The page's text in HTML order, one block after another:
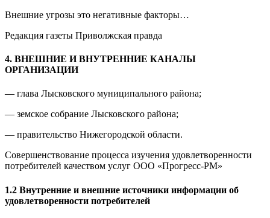
Внешние угрозы это негативные факторы…
Редакция газеты Приволжская правда
4. ВНЕШНИЕ И ВНУТРЕННИЕ КАНАЛЫ
ОРГАНИЗАЦИИ
— глава Лысковского муниципального района;
— земское собрание Лысковского района;
— правительство Нижегородской области.
Совершенствование процесса изучения удовлетворенности
потребителей качеством услуг ООО «Прогресс-РМ»
1.2 Внутренние и внешние источники информации об
удовлетворенности потребителей